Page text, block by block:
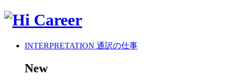
INTERPRETATION 通訳の仕事
New